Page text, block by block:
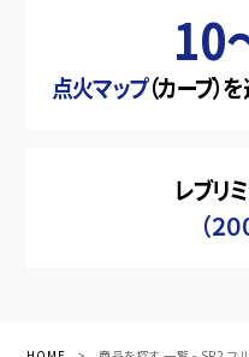
10
点火マップ（カーブ）を
レブリ
（２